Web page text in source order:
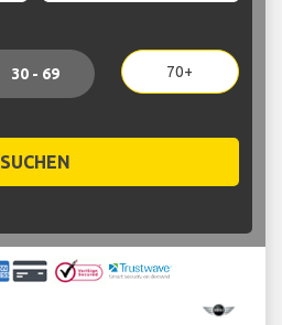
30 - 69 70+
SUCHEN